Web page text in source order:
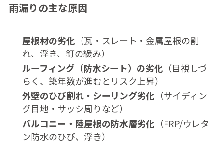
雨漏りの主な原因
屋根材の劣化 （瓦・スレート・金属屋根の割
れ、浮き、釘の緩み）
ルーフィング（防水シート）の劣化 （目視しづ
らく、築年数が進むとリスク上昇）
外壁のひび割れ・シーリング劣化 （サイディン
グ目地・サッシ周りなど）
バルコニー・陸屋根の防水層劣化 （FRP/ウレタ
ン防水のひび、浮き）